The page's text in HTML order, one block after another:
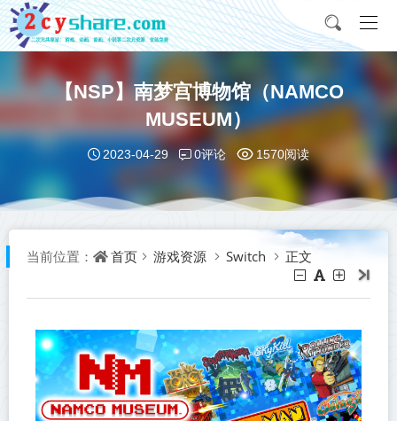
【NSP】南梦宫博物馆（NAMCO
MUSEUM）
2023-04-29 0评论 1570阅读
当前位置： 首页 游戏资源 Switch 正文